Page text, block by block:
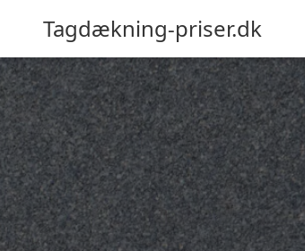
Tagdækning-priser.dk